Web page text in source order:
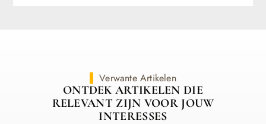
Verwante Artikelen
ONTDEK ARTIKELEN DIE
RELEVANT ZIJN VOOR JOUW
INTERESSES